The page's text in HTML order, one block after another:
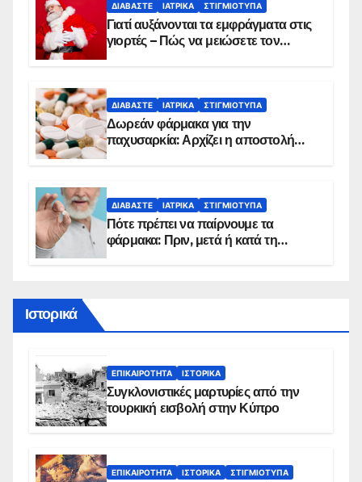
ΔΙΑΒΆΣΤΕ ΙΑΤΡΙΚΆ ΣΤΙΓΜΙΌΤΥΠΑ
Γιατί αυξάνονται τα εμφράγματα στις
γιορτές – Πώς να μειώσετε τον
ΔΙΑΒΆΣΤΕ ΙΑΤΡΙΚΆ ΣΤΙΓΜΙΌΤΥΠΑ
Δωρεάν φάρμακα για την
παχυσαρκία: Αρχίζει η αποστολή
ΔΙΑΒΆΣΤΕ ΙΑΤΡΙΚΆ ΣΤΙΓΜΙΌΤΥΠΑ
Πότε πρέπει να παίρνουμε τα
φάρμακα: Πριν, μετά ή κατά τη
Ιστορικά
ΕΠΙΚΑΙΡΌΤΗΤΑ ΙΣΤΟΡΙΚΆ
Συγκλονιστικές μαρτυρίες από την
τουρκική εισβολή στην Κύπρο
ΕΠΙΚΑΙΡΌΤΗΤΑ ΙΣΤΟΡΙΚΆ ΣΤΙΓΜΙΌΤΥΠΑ